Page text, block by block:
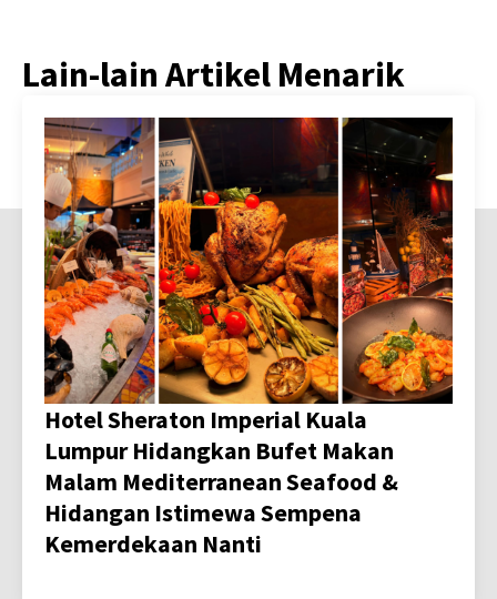
Lain-lain Artikel Menarik
Hotel Sheraton Imperial Kuala
Lumpur Hidangkan Bufet Makan
Malam Mediterranean Seafood &
Hidangan Istimewa Sempena
Kemerdekaan Nanti